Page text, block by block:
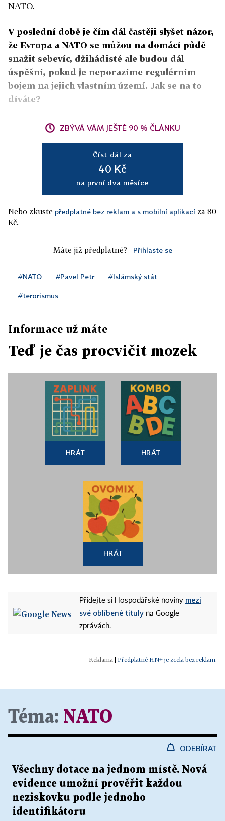
NATO.
V poslední době je čím dál častěji slyšet názor,
že Evropa a NATO se můžou na domácí půdě
snažit sebevíc, džihádisté ale budou dál
úspěšní, pokud je neporazíme regulérním
bojem na jejich vlastním území. Jak se na to
díváte?
ZBÝVÁ VÁM JEŠTĚ 90 % ČLÁNKU
Číst dál za
40 Kč
na první dva měsíce
Nebo zkuste předplatné bez reklam a s mobilní aplikací za 80
Kč.
Máte již předplatné? Přihlaste se
#NATO #Pavel Petr #Islámský stát
#terorismus
Informace už máte
Teď je čas procvičit mozek
HRÁT HRÁT
HRÁT
Přidejte si Hospodářské noviny mezi
své oblíbené tituly na Google
zprávách.
Předplatné HN+ je zcela bez reklam.
Téma: NATO
ODEBÍRAT
Všechny dotace na jednom místě. Nová
evidence umožní prověřit každou
neziskovku podle jednoho
identifikátoru